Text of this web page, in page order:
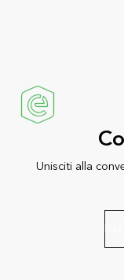
Unisciti alla